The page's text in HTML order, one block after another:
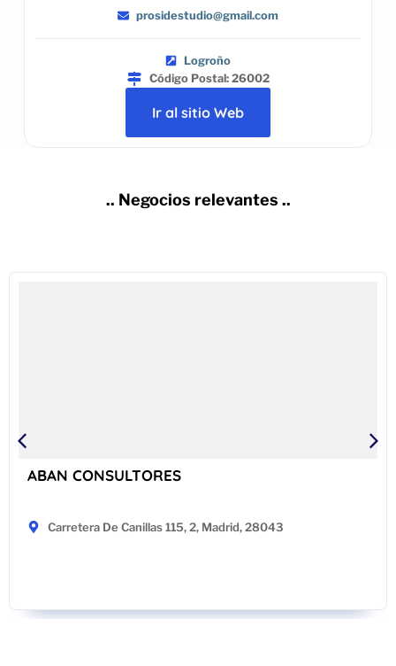
prosidestudio@gmail.com
Logroño
Código Postal: 26002
Ir al sitio Web
.. Negocios relevantes ..
ABAN CONSULTORES
Carretera De Canillas 115, 2, Madrid, 28043